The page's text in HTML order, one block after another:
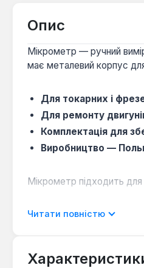
Опис
Мікрометр — ручний
має металевий корпус
Для токарних і
Для ремонту
Комплектація для
Виробництво —
Мікрометр підходить для
Читати повністю